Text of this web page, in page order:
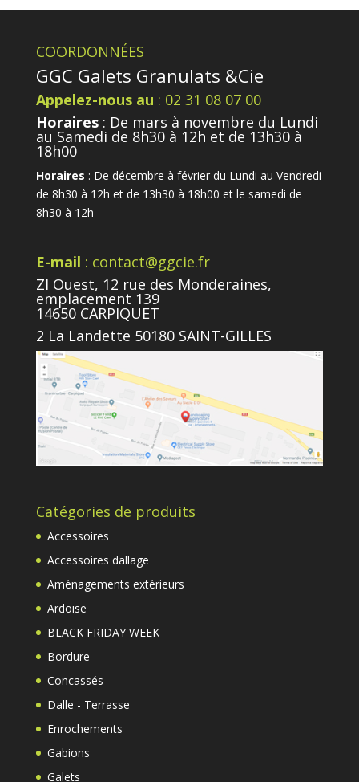
COORDONNÉES
GGC Galets Granulats &Cie
Appelez-nous au : 02 31 08 07 00
Horaires: De mars à novembre du Lundi
au Samedi de 8h30 à 12h et de 13h30 à
18h00
Horaires : De décembre à février du Lundi au Vendredi
de 8h30 à 12h et de 13h30 à 18h00 et le samedi de
8h30 à 12h
E-mail : contact@ggcie.fr
ZI Ouest, 12 rue des Monderaines,
emplacement 139
14650 CARPIQUET
2 La Landette 50180 SAINT-GILLES
Catégories de produits
Accessoires
Accessoires dallage
Aménagements extérieurs
Ardoise
BLACK FRIDAY WEEK
Bordure
Concassés
Dalle - Terrasse
Enrochements
Gabions
Galets